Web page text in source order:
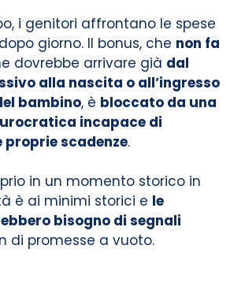
i genitori affrontano le spese
giorno. Il bonus, che non fa
dovrebbe arrivare già dal
alla nascita o all’ingresso
bambino, è bloccato da una
incapace di
scadenze.
in un momento storico in
è ai minimi storici e le
bisogno di segnali
di promesse a vuoto.